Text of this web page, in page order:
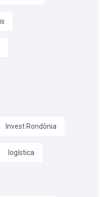
Invest Rondônia
logística